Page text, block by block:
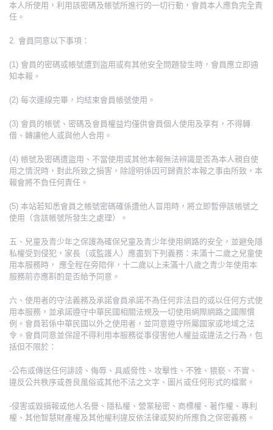
本人所使用，利用該密碼及帳號所進行的一切行動，會員本人應負完全責
任。
2. 會員同意以下事項：
(1) 會員的密碼或帳號遭到盜用或有其他安全問題發生時，會員應立即通
知本報。
(2) 每次連線完畢，均結束會員帳號使用。
(3) 會員的帳號、密碼及會員權益均僅供會員個人使用及享有，不得轉
借、轉讓他人或與他人合用。
(4) 帳號及密碼遭盜用、不當使用或其他本報無法辨識是否為本人親自使
用之情況時，對此所致之損害，除證明係因可歸責於本報之事由所致，本
報會將不負任何責任。
(5) 本站若知悉會員之帳號密碼確係遭他人冒用時，將立即暫停該帳號之
使用（含該帳號所發生之處理）。
五、兒童及青少年之保護為確保兒童及青少年使用網路的安全，並避免隱
私權受到侵犯，家長（或監護人）應盡到下列義務：未滿十二歲之兒童使
用本服務時， 應全程在旁陪伴，十二歲以上未滿十八歲之青少年使用本
服務前亦應斟酌是否給予同意。
六、使用者的守法義務及承諾會員承諾不為任何非法目的或以任何方式使
用本服務，並承諾遵守中華民國相關法規及一切使用網際網路之國際慣
例。會員若係中華民國以外之使用者，並同意遵守所屬國家或地域之法
令。會員同意並保證不得利用本服務從事侵害他人權益或違法之行為，包
括但不限於：
-公布或傳送任何誹謗、侮辱、具威脅性、攻擊性、不雅、猥褻、不實、
違反公共秩序或善良風俗或其他不法之文字、圖片或任何形式的檔案。
-侵害或毀損報或他人名譽、隱私權、營業秘密、商標權、著作權、專利
權、其他智慧財產權及其他權利違反依法律或契約所應負之保密義務。